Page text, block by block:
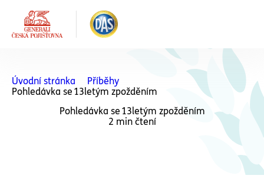
Úvodní stránka
Příběhy
Pohledávka se 13letým zpožděním
Pohledávka se 13letým zpožděním
2 min čtení